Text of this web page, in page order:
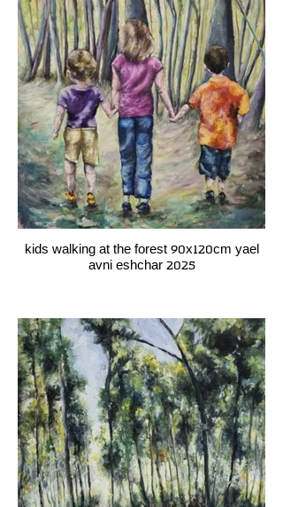
kids walking at the forest 90x120cm yael
avni eshchar 2025